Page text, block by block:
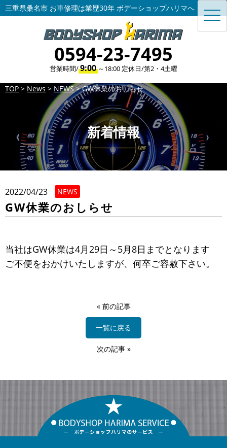
三重県桑名市 お車修理は業歴30年 ボデーショップハリマへ
0594-23-7495
営業時間/9:00～18:00 定休日/第2・4土曜
TOP > News > NEWS>GW休業のおしらせ
新着情報
2022/04/23 NEWS
GW休業のおしらせ
当社はGW休業は4月29日～5月8日までとなります
ご不便をおかけいたしますが、何卒ご容赦下さい。
« 前の記事
一覧に戻る
次の記事»